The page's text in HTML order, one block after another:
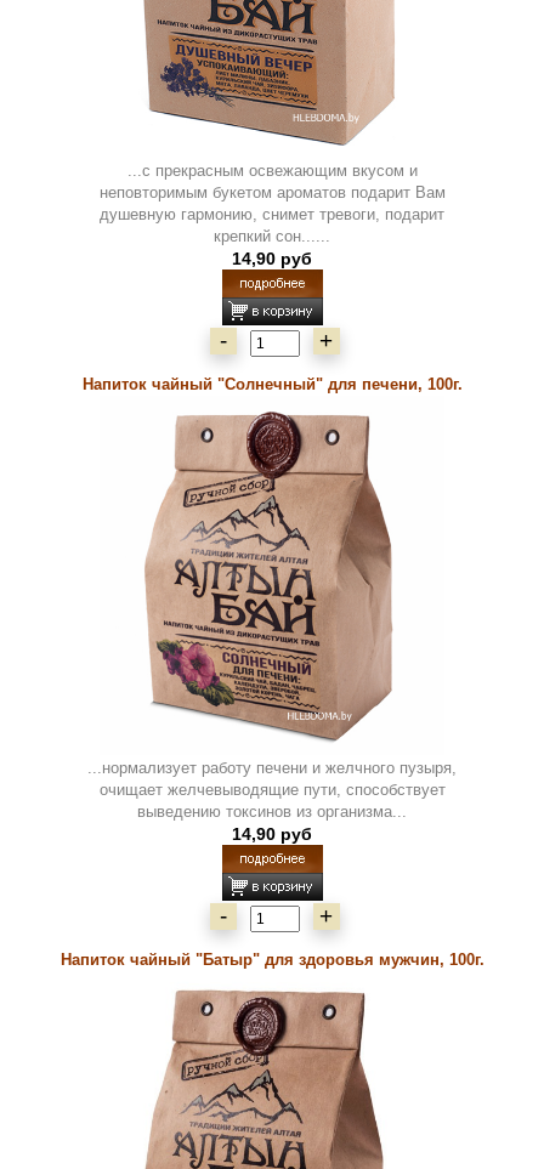
...с прекрасным освежающим вкусом и
неповторимым букетом ароматов подарит Вам
душевную гармонию, снимет тревоги, подарит
крепкий сон......
14,90 руб
- +
Напиток чайный "Солнечный" для печени, 100г.
...нормализует работу печени и желчного пузыря,
очищает желчевыводящие пути, способствует
выведению токсинов из организма...
14,90 руб
- +
Напиток чайный "Батыр" для здоровья мужчин, 100г.